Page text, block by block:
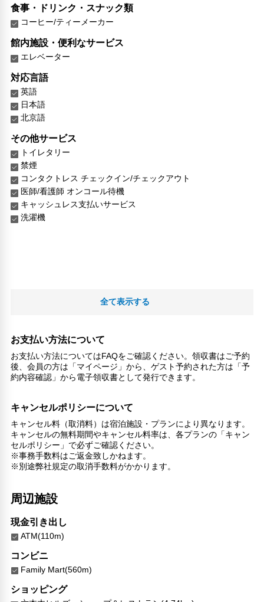
食事・ドリンク・スナック類
コーヒー/ティーメーカー
館内施設・便利なサービス
エレベーター
対応言語
英語
日本語
北京語
その他サービス
トイレタリー
禁煙
コンタクトレス チェックイン/チェックアウト
医師/看護師 オンコール待機
キャッシュレス支払いサービス
洗濯機
全て表示する
お支払い方法について
お支払い方法についてはFAQをご確認ください。領収書はご予約
後、会員の方は「マイページ」から、ゲスト予約された方は「予
約内容確認」から電子領収書として発行できます。
キャンセルポリシーについて
キャンセル料（取消料）は宿泊施設・プランにより異なります。
キャンセルの無料期間やキャンセル料率は、各プランの「キャン
セルポリシー」で必ずご確認ください。
※事務手数料はご返金致しかねます。
※別途弊社規定の取消手数料がかかります。
周辺施設
現金引き出し
ATM(110m)
コンビニ
Family Mart(560m)
ショッピング